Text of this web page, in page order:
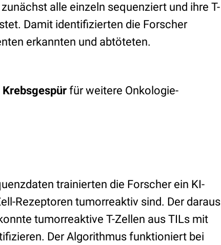
alle einzeln sequenziert und ihre T-
Damit identifizierten die Forscher
erkannten und abtöteten.
Krebsgespür für weitere Onkologie-
trainierten die Forscher ein KI-
Rezeptoren tumorreaktiv sind. Der daraus
tumorreaktive T-Zellen aus TILs mit
Der Algorithmus funktioniert bei